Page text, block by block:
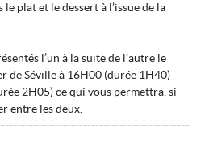
plat et le dessert à l’issue de la
l’un à la suite de l’autre le
de Séville à 16H00 (durée 1H40)
2H05) ce qui vous permettra, si
entre les deux.